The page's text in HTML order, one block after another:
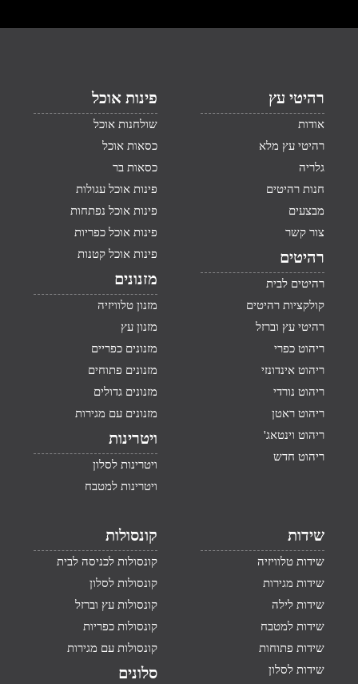
רהיטי עץ
אודות
רהיטי עץ מלא
גלריה
חנות רהיטים
מבצעים
צור קשר
רהיטים
רהיטים לבית
קולקציות רהיטים
רהיטי עץ וברזל
ריהוט כפרי
ריהוט אינדונזי
ריהוט נורדי
ריהוט ראטן
ריהוט וינטאג'
ריהוט חדש
פינות אוכל
שולחנות אוכל
כסאות אוכל
כסאות בר
פינות אוכל עגולות
פינות אוכל נפתחות
פינות אוכל כפריות
פינות אוכל קטנות
מזנונים
מזנון טלוויזיה
מזנון עץ
מזנונים כפריים
מזנונים פתוחים
מזנונים גדולים
מזנונים עם מגירות
ויטרינות
ויטרינות לסלון
ויטרינות למטבח
שידות
שידות טלוויזיה
שידות מגירות
שידות לילה
שידות למטבח
שידות פתוחות
שידות לסלון
קונסולות
קונסולות לכניסה לבית
קונסולות לסלון
קונסולות עץ וברזל
קונסולות כפריות
קונסולות עם מגירות
סלונים